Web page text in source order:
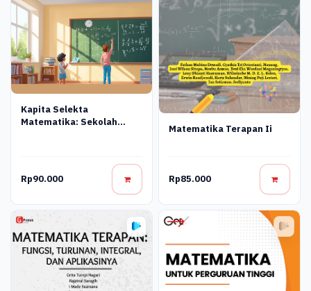
Kapita Selekta
Matematika: Sekolah
Rp90.000
Matematika Terapan Ii
Rp85.000